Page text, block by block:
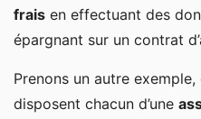
frais en effectuant des
épargnant sur un contrat
Prenons un autre
disposent chacun d’une